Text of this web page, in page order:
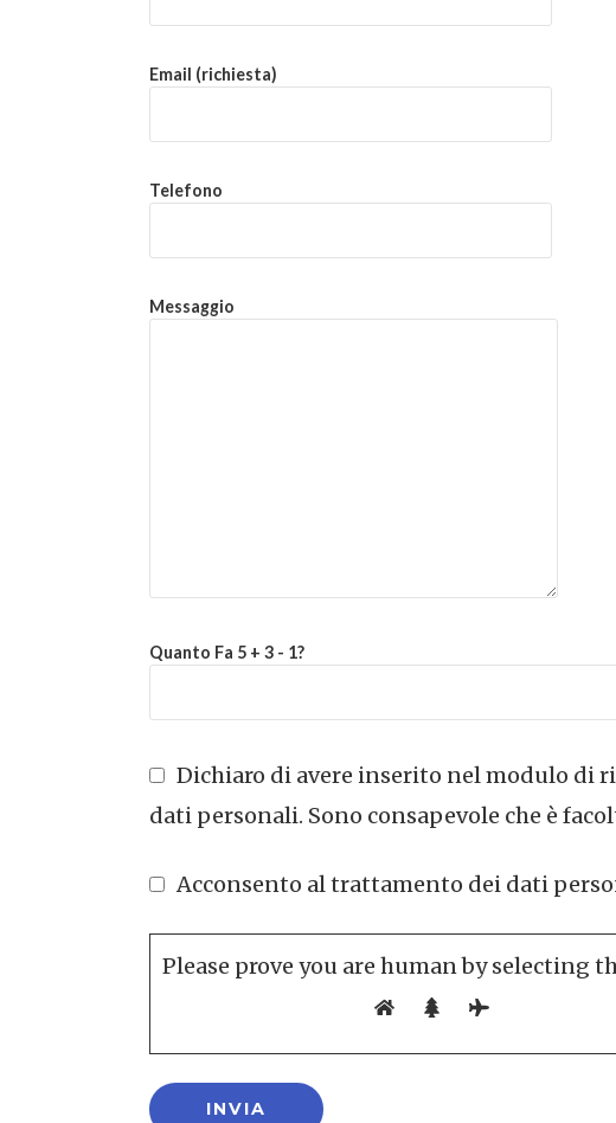
Email (richiesta)
Telefono
Messaggio
Quanto Fa 5 + 3 - 1?
Dichiaro di avere inserito nel modulo di
dati personali. Sono consapevole che è
Acconsento al trattamento dei dati
Please prove you are human by selecting